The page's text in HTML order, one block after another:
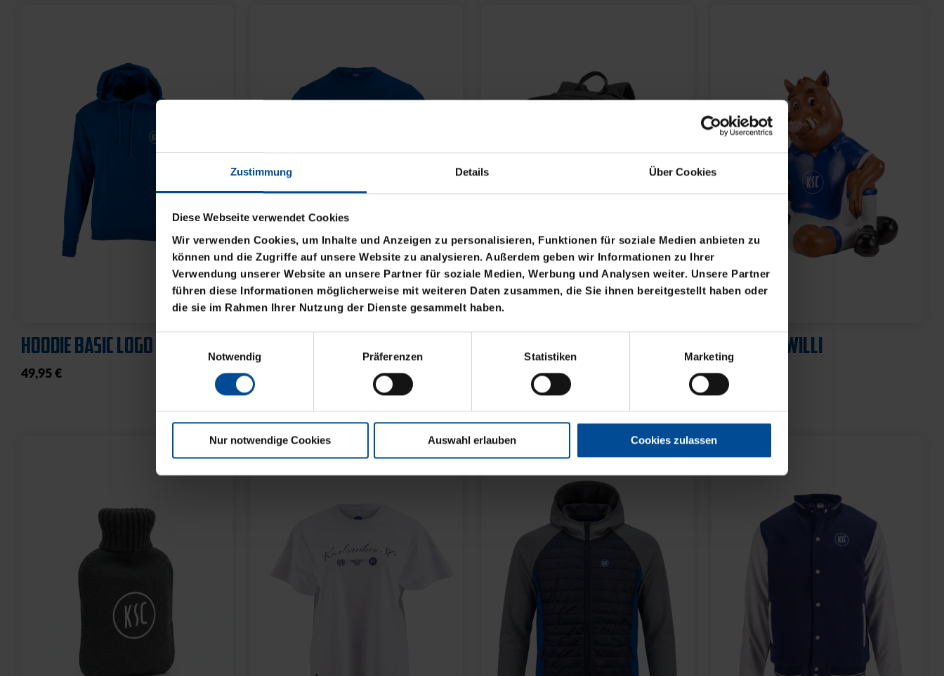
Zustimmung Details Über Cookies
Diese Webseite verwendet Cookies
Wir verwenden Cookies, um Inhalte und Anzeigen zu personalisieren, Funktionen für soziale Medien anbieten zu
können und die Zugriffe auf unsere Website zu analysieren. Außerdem geben wir Informationen zu Ihrer
Verwendung unserer Website an unsere Partner für soziale Medien, Werbung und Analysen weiter. Unsere Partner
führen diese Informationen möglicherweise mit weiteren Daten zusammen, die Sie ihnen bereitgestellt haben oder
die sie im Rahmen Ihrer Nutzung der Dienste gesammelt haben.
Notwendig
Präferenzen Statistiken Marketing
Nur notwendige Cookies Auswahl erlauben Cookies zulassen
HOODIE BASIC LOGO KLEIN
49,95 €
T-SHIRT BASIC LOGO KLEIN
21,95 €
Neu
RUCKSACK ONEMATE
BACKPACK PRO2 SCHWARZ
SPARDOSE WILLI
19,95 €